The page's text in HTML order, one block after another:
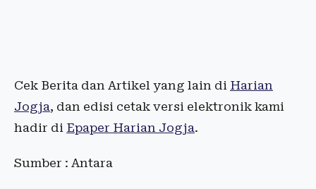
Cek Berita dan Artikel yang lain di Harian
Jogja, dan edisi cetak versi elektronik kami
hadir di Epaper Harian Jogja.
Sumber : Antara